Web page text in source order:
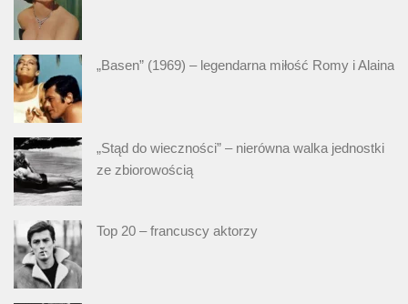
„Basen” (1969) – legendarna miłość Romy i Alaina
„Stąd do wieczności” – nierówna walka jednostki
ze zbiorowością
Top 20 – francuscy aktorzy